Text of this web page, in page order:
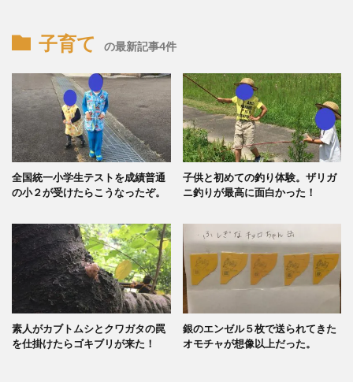
子育て の最新記事4件
全国統一小学生テストを成績普通
の小２が受けたらこうなったぞ。
子供と初めての釣り体験。ザリガ
ニ釣りが最高に面白かった！
素人がカブトムシとクワガタの罠
を仕掛けたらゴキブリが来た！
銀のエンゼル５枚で送られてきた
オモチャが想像以上だった。